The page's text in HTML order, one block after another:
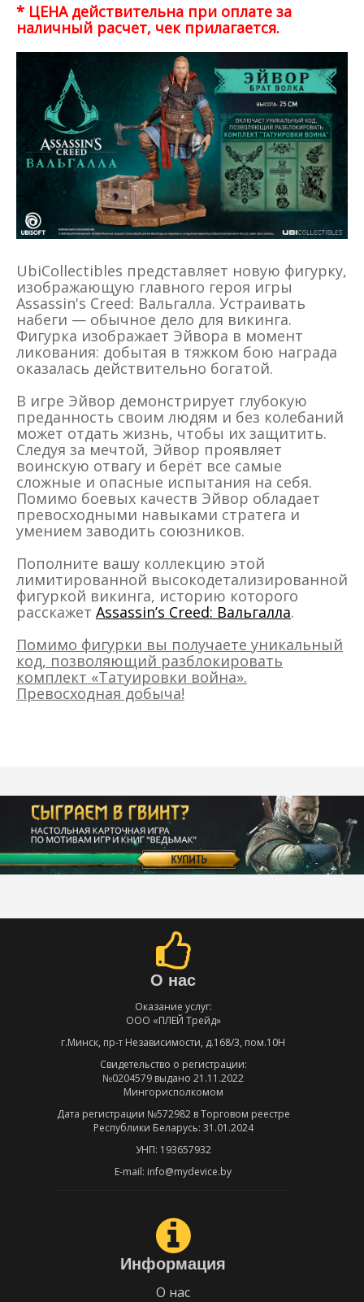
* ЦЕНА действительна при оплате за
наличный расчет, чек прилагается.
UbiCollectibles представляет новую фигурку,
изображающую главного героя игры
Assassin's Creed: Вальгалла. Устраивать
набеги — обычное дело для викинга.
Фигурка изображает Эйвора в момент
ликования: добытая в тяжком бою награда
оказалась действительно богатой.
В игре Эйвор демонстрирует глубокую
преданность своим людям и без колебаний
может отдать жизнь, чтобы их защитить.
Следуя за мечтой, Эйвор проявляет
воинскую отвагу и берёт все самые
сложные и опасные испытания на себя.
Помимо боевых качеств Эйвор обладает
превосходными навыками стратега и
умением заводить союзников.
Пополните вашу коллекцию этой
лимитированной высокодетализированной
фигуркой викинга, историю которого
расскажет Assassin’s Creed: Вальгалла.
Помимо фигурки вы получаете уникальный
код, позволяющий разблокировать
комплект «Татуировки война».
Превосходная добыча!
О нас
Оказание услуг:
ООО «ПЛЕЙ Трейд»
г.Минск, пр-т Независимости, д.168/3, пом.10Н
Свидетельство о регистрации:
№0204579 выдано 21.11.2022
Мингорисполкомом
Дата регистрации №572982 в Торговом реестре
Республики Беларусь: 31.01.2024
УНП: 193657932
E-mail: info@mydevice.by
Информация
О нас